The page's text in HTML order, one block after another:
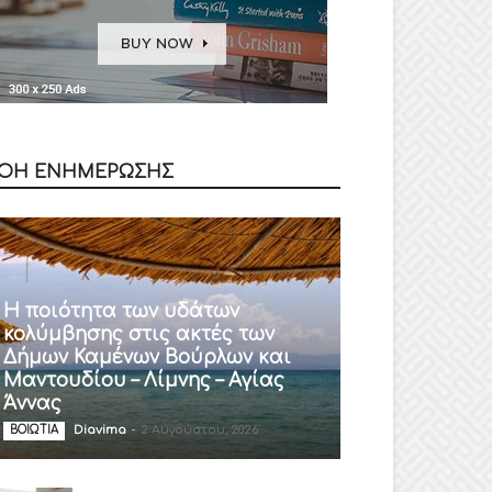
ΕΝΗΜΕΡΩΣΗΣ
Η ποιότητα των υδάτων
κολύμβησης στις ακτές των
Δήμων Καμένων Βούρλων και
Μαντουδίου – Λίμνης – Αγίας
Άννας
ΒΟΙΩΤΙΑ Diavima - 2 Αυγούστου, 2026